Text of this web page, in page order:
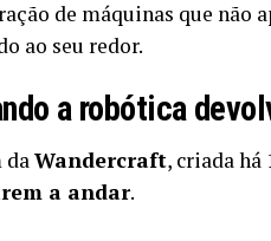
de máquinas que não
ao seu redor.
a robótica
daWandercraft, criada há
a andar.